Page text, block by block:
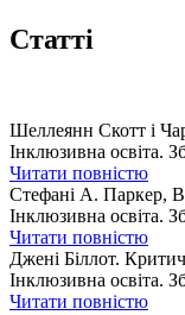
Статті
Шеллеянн Скотт і
Інклюзивна освіта.
Читати повністю
Стефані А. Паркер,
Інклюзивна освіта.
Читати повністю
Джені Біллот.
Інклюзивна освіта.
Читати повністю